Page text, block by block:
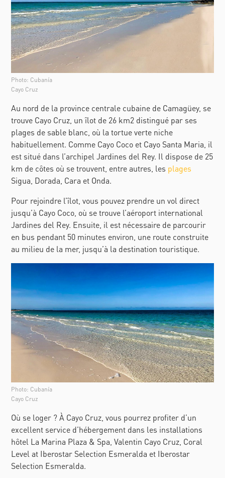
Photo: Cubanía
Cayo Cruz
Au nord de la province centrale cubaine de Camagüey, se
trouve Cayo Cruz, un îlot de 26 km2 distingué par ses
plages de sable blanc, où la tortue verte niche
habituellement. Comme Cayo Coco et Cayo Santa Maria, il
est situé dans l’archipel Jardines del Rey. Il dispose de 25
km de côtes où se trouvent, entre autres, les plages
Sigua, Dorada, Cara et Onda.
Pour rejoindre l’îlot, vous pouvez prendre un vol direct
jusqu’à Cayo Coco, où se trouve l’aéroport international
Jardines del Rey. Ensuite, il est nécessaire de parcourir
en bus pendant 50 minutes environ, une route construite
au milieu de la mer, jusqu’à la destination touristique.
Photo: Cubanía
Cayo Cruz
Où se loger ? À Cayo Cruz, vous pourrez profiter d’un
excellent service d’hébergement dans les installations
hôtel La Marina Plaza & Spa, Valentin Cayo Cruz, Coral
Level at Iberostar Selection Esmeralda et Iberostar
Selection Esmeralda.